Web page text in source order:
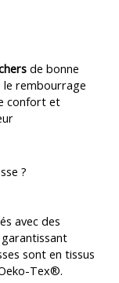
de bonne
le rembourrage
confort et
?
avec des
sont en tissus
Tex®.